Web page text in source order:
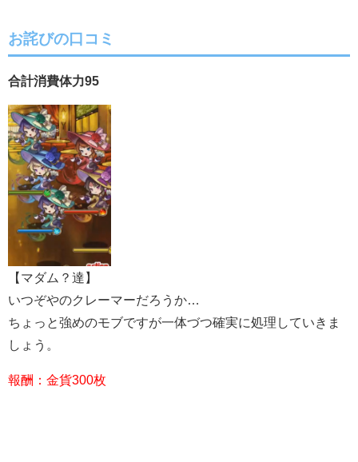
お詫びの口コミ
合計消費体力95
【マダム？達】
いつぞやのクレーマーだろうか…
ちょっと強めのモブですが一体づつ確実に処理していきま
しょう。
報酬：金貨300枚